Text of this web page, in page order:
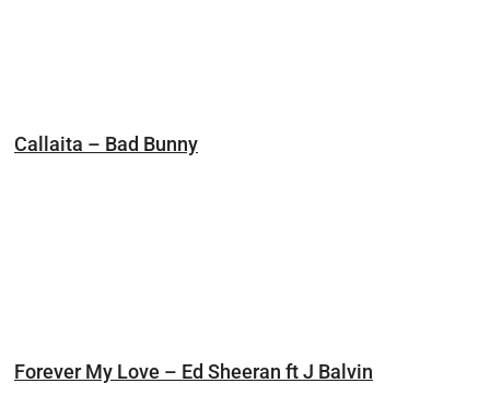
Callaita – Bad Bunny
Forever My Love – Ed Sheeran ft J Balvin